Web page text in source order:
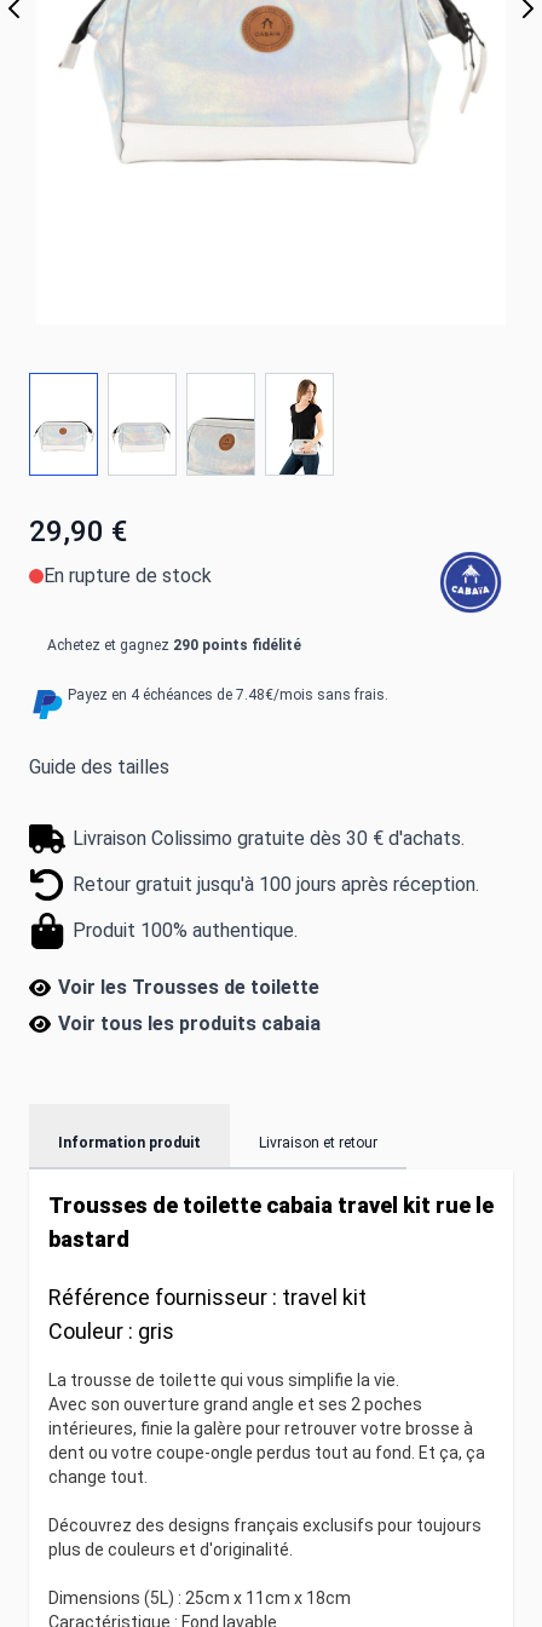
29,90 €
En rupture de stock
Achetez et gagnez 290 points fidélité
Payez en 4 échéances de 7.48€/mois sans frais.
Guide des tailles
Livraison Colissimo gratuite dès 30 € d'achats.
Retour gratuit jusqu'à 100 jours après réception.
Produit 100% authentique.
Voir les Trousses de toilette
Voir tous les produits cabaia
Information produit Livraison et retour
Trousses de toilette cabaia travel kit rue le
bastard
Référence fournisseur : travel kit
Couleur : gris
La trousse de toilette qui vous simplifie la vie.
Avec son ouverture grand angle et ses 2 poches
intérieures, finie la galère pour retrouver votre brosse à
dent ou votre coupe-ongle perdus tout au fond. Et ça, ça
change tout.
Découvrez des designs français exclusifs pour toujours
plus de couleurs et d'originalité.
Dimensions (5L) : 25cm x 11cm x 18cm
Caractéristique : Fond lavable